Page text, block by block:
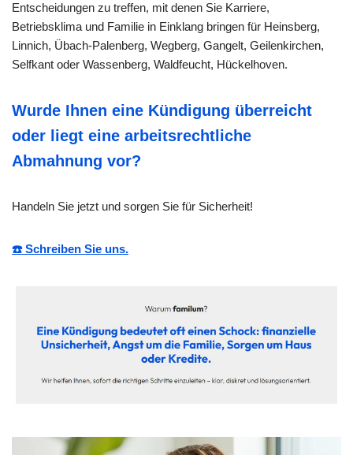
Entscheidungen zu treffen, mit denen Sie Karriere,
Betriebsklima und Familie in Einklang bringen für Heinsberg,
Linnich, Übach-Palenberg, Wegberg, Gangelt, Geilenkirchen,
Selfkant oder Wassenberg, Waldfeucht, Hückelhoven.
Wurde Ihnen eine Kündigung überreicht
oder liegt eine arbeitsrechtliche
Abmahnung vor?
Handeln Sie jetzt und sorgen Sie für Sicherheit!
☎️ Schreiben Sie uns.